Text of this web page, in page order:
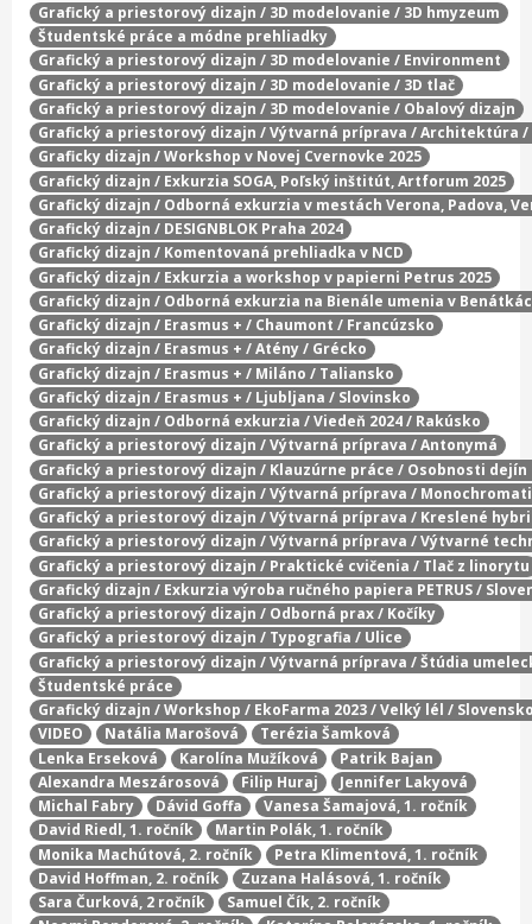
Grafický a priestorový dizajn / 3D modelovanie / 3D hmyzeum
Študentské práce a módne prehliadky
Grafický a priestorový dizajn / 3D modelovanie / Environment
Grafický a priestorový dizajn / 3D modelovanie / 3D tlač
Grafický a priestorový dizajn / 3D modelovanie / Obalový dizajn
Grafický a priestorový dizajn / Výtvarná príprava / Architektúra /
Graficky dizajn / Workshop v Novej Cvernovke 2025
Grafický dizajn / Exkurzia SOGA, Poľský inštitút, Artforum 2025
Grafický dizajn / Odborná exkurzia v mestách Verona, Padova,
Grafický dizajn / DESIGNBLOK Praha 2024
Grafický dizajn / Komentovaná prehliadka v NCD
Grafický dizajn / Exkurzia a workshop v papierni Petrus 2025
Grafický dizajn / Odborná exkurzia na Bienále umenia v
Grafický dizajn / Erasmus + / Chaumont / Francúzsko
Grafický dizajn / Erasmus + / Atény / Grécko
Grafický dizajn / Erasmus + / Miláno / Taliansko
Grafický dizajn / Erasmus + / Ljubljana / Slovinsko
Grafický dizajn / Odborná exkurzia / Viedeň 2024 / Rakúsko
Grafický a priestorový dizajn / Výtvarná príprava / Antonymá
Grafický a priestorový dizajn / Klauzúrne práce / Osobnosti dejín
Grafický a priestorový dizajn / Výtvarná príprava /
Grafický a priestorový dizajn / Výtvarná príprava / Kreslené
Grafický a priestorový dizajn / Výtvarná príprava / Výtvarné
Grafický a priestorový dizajn / Praktické cvičenia / Tlač z linorytu
Grafický dizajn / Exkurzia výroba ručného papiera PETRUS /
Grafický a priestorový dizajn / Odborná prax / Kočíky
Grafický a priestorový dizajn / Typografia / Ulice
Grafický a priestorový dizajn / Výtvarná príprava / Štúdia
Študentské práce
Grafický dizajn / Workshop / EkoFarma 2023 / Velký lél /
VIDEO
Natália Marošová
Terézia Šamková
Lenka Erseková
Karolína Mužíková
Patrik Bajan
Alexandra Meszárosová
Filip Huraj
Jennifer Lakyová
Michal Fabry
Dávid Goffa
Vanesa Šamajová, 1. ročník
David Riedl, 1. ročník
Martin Polák, 1. ročník
Monika Machútová, 2. ročník
Petra Klimentová, 1. ročník
David Hoffman, 2. ročník
Zuzana Halásová, 1. ročník
Sara Čurková, 2 ročník
Samuel Čík, 2. ročník